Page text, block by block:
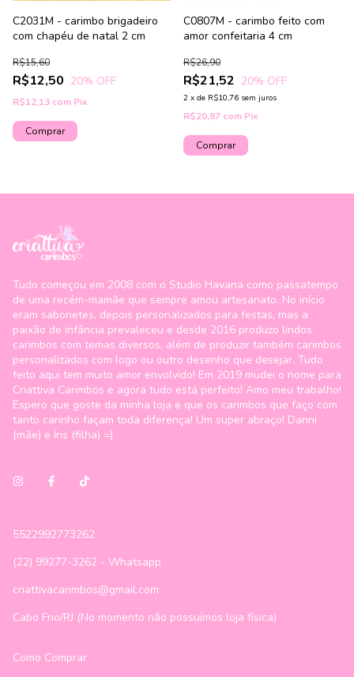
C2031M - carimbo brigadeiro
com chapéu de natal 2 cm
R$12,50
R$15,60
20% OFF
R$12,13 com Pix
C0807M - carimbo feito com
amor confeitaria 4 cm
R$21,52
R$26,90
20% OFF
2 x de R$10,76 sem juros
R$20,87 com Pix
Tudo começou em 2008 com o Studio Havana como passatempo
de uma recém-mamãe que sempre amou artesanato. No início
eram sabonetes, depois personalizados para festas, mas a
paixão de infância prevaleceu e desde 2016 produzo lindos
carimbos com temas diversos, além de produzir também carimbos
personalizados com logo ou outro desenho que desejar. Tudo
feito aqui tem muito amor envolvido! Em 2019 mudei o nome para
Criattiva Carimbos e agora tudo está perfeito! Amo meu trabalho!
Espero que goste da minha loja e que os carimbos que faço com
tanto carinho façam toda diferença! Um super abraço! Danni
(mãe) e Íris (filha) =)
5522992773262
(22) 99277-3262 - Whatsapp
criattivacarimbos@gmail.com
Cabo Frio/RJ (No momento não possuímos loja física)
Como Comprar